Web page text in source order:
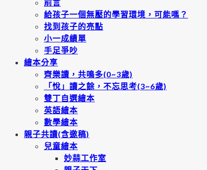
前言
給孩子一個無壓的學習環境，可能嗎？
找到孩子的亮點
小一成績單
手足爭吵
繪本分享
齊樂讀，共鳴多(0~3歲)
「悅」讀之餘，不忘思考(3~6歲)
雙丁自選繪本
英語繪本
數學繪本
親子共讀(含邀稿)
兒童繪本
妙蒜工作室